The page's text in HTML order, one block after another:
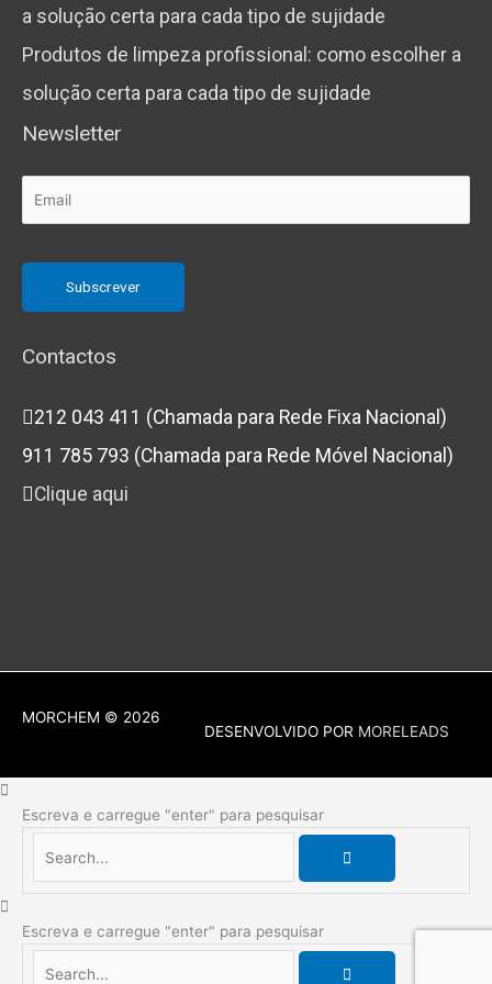
Produtos de limpeza profissional: como escolher a
solução certa para cada tipo de sujidade
Newsletter
Contactos
212 043 411 (Chamada para Rede Fixa Nacional)
911 785 793 (Chamada para Rede Móvel Nacional)
Clique aqui
MORCHEM © 2026
DESENVOLVIDO POR MORELEADS
Escreva e carregue "enter" para pesquisar
Escreva e carregue "enter" para pesquisar